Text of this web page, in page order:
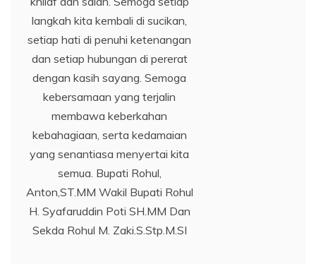
langkah kita kembali di sucikan,
setiap hati di penuhi ketenangan
dan setiap hubungan di pererat
dengan kasih sayang. Semoga
kebersamaan yang terjalin
membawa keberkahan
kebahagiaan, serta kedamaian
yang senantiasa menyertai kita
semua. Bupati Rohul,
Anton,ST.MM Wakil Bupati Rohul
H. Syafaruddin Poti SH.MM Dan
Sekda Rohul M. Zaki.S.Stp.M.SI